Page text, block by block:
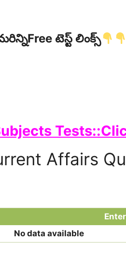
టెస్ట్ లింక్స్
Affairs
No data available